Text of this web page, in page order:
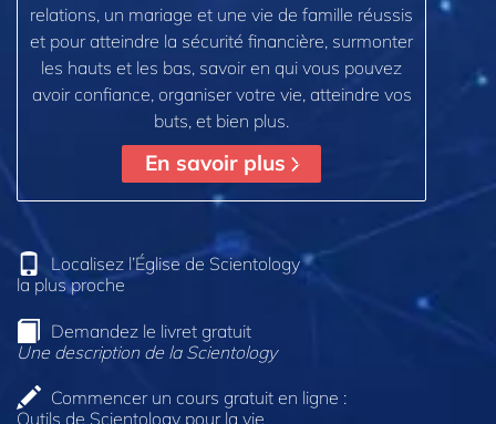
relations, un mariage et une vie de famille réussis
et pour atteindre la sécurité financière, surmonter
les hauts et les bas, savoir en qui vous pouvez
avoir confiance, organiser votre vie, atteindre vos
buts, et bien plus.
En savoir plus
Localisez l’Église de Scientology
la plus proche
Demandez le livret gratuit
Une description de la Scientology
Commencer un cours gratuit en ligne :
Outils de Scientology pour la vie